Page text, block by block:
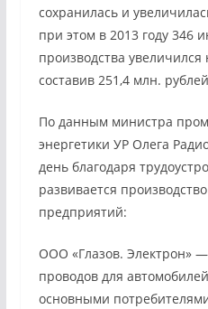
сохранилась и
при этом в 2013 году 346
производства
составив 251,4 млн.
По данным министра
энергетики УР Олега
день благодаря
развивается
предприятий:
ООО «Глазов. Электрон»
проводов для
основными